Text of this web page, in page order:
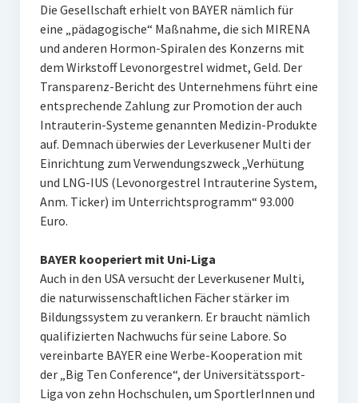
Die Gesellschaft erhielt von BAYER nämlich für
eine „pädagogische“ Maßnahme, die sich MIRENA
und anderen Hormon-Spiralen des Konzerns mit
dem Wirkstoff Levonorgestrel widmet, Geld. Der
Transparenz-Bericht des Unternehmens führt eine
entsprechende Zahlung zur Promotion der auch
Intrauterin-Systeme genannten Medizin-Produkte
auf. Demnach überwies der Leverkusener Multi der
Einrichtung zum Verwendungszweck „Verhütung
und LNG-IUS (Levonorgestrel Intrauterine System,
Anm. Ticker) im Unterrichtsprogramm“ 93.000
Euro.
BAYER kooperiert mit Uni-Liga
Auch in den USA versucht der Leverkusener Multi,
die naturwissenschaftlichen Fächer stärker im
Bildungssystem zu verankern. Er braucht nämlich
qualifizierten Nachwuchs für seine Labore. So
vereinbarte BAYER eine Werbe-Kooperation mit
der „Big Ten Conference“, der Universitätssport-
Liga von zehn Hochschulen, um SportlerInnen und